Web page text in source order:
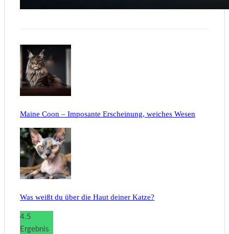
Maine Coon – Imposante Erscheinung, weiches Wesen
Was weißt du über die Haut deiner Katze?
4.5
Ergebnis